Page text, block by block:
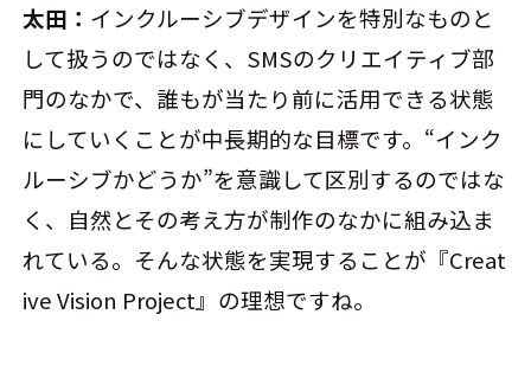
太田： インクルーシブデザインを特別なものと
して扱うのではなく、SMSのクリエイティブ部
門のなかで、誰もが当たり前に活用できる状態
にしていくことが中長期的な目標です。“インク
ルーシブかどうか”を意識して区別するのではな
く、自然とその考え方が制作のなかに組み込ま
れている。そんな状態を実現することが『Creat
ive Vision Project』の理想ですね。